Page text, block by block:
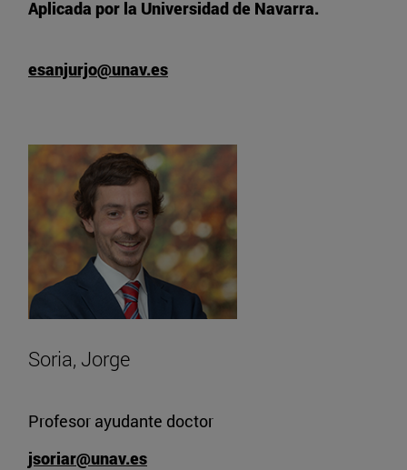
Aplicada por la Universidad de Navarra.
esanjurjo@unav.es
Soria, Jorge
Profesor ayudante doctor
jsoriar@unav.es